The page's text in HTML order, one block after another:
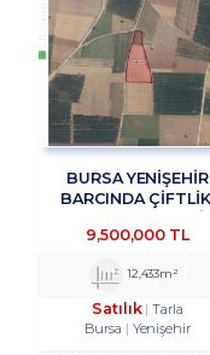
BURSA YENİŞEHİR
BARCINDA
TESİSİNE UYGUN
TROYKADAN
9,500,000 TL
12,433m²
Satılık
Tarla
Bursa
Yenişehir